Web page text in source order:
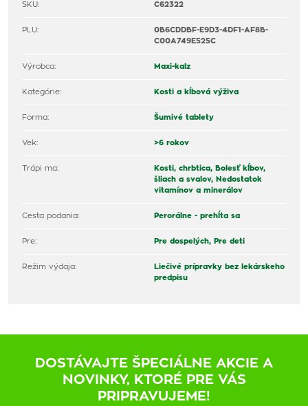
SKU: C62322
PLU:
0B6CDDBF-E9D3-4DF1-AF8B-
C00A749E525C
Výrobca: Maxi-kalz
Kategórie: Kosti a kĺbová výživa
Forma: Šumivé tablety
Vek: >6 rokov
Trápi ma: Kosti, chrbtica, Bolesť kĺbov,
šliach a svalov, Nedostatok
vitamínov a minerálov
Cesta podania: Perorálne - prehĺta sa
Pre: Pre dospelých, Pre deti
Režim výdaja:
Liečivé prípravky bez lekárskeho
predpisu
DOSTÁVAJTE ŠPECIÁLNE AKCIE A
NOVINKY, KTORÉ PRE VÁS
PRIPRAVUJEME!